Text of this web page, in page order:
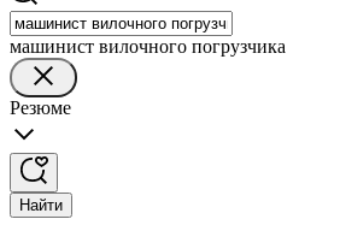
машинист вилочного погрузчика
Резюме
Найти